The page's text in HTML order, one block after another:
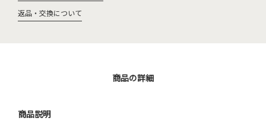
返品・交換について
商品の詳細
商品説明